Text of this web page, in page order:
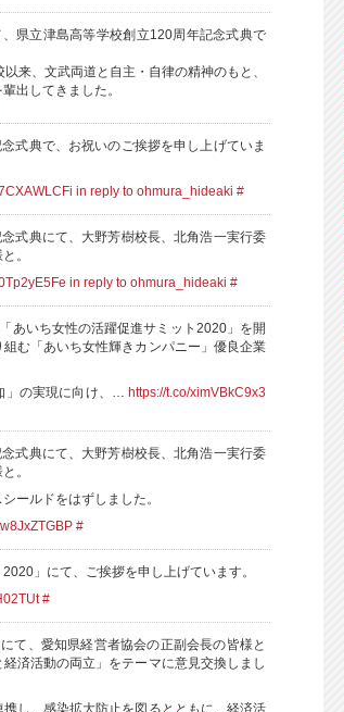
県立津島高等学校創立120周年記念式典で
来、文武両道と自主・自律の精神のもと、
出してきました。
式典で、お祝いのご挨拶を申し上げていま
in reply to ohmura_hideaki #
式典にて、大野芳樹校長、北角浩一実行委
。
in reply to ohmura_hideaki #
あいち女性の活躍促進サミット2020」を開
む「あいち女性輝きカンパニー」優良企業
」の実現に向け、… https://t.co/ximVBkC9x3
式典にて、大野芳樹校長、北角浩一実行委
。
ールドをはずしました。
#
」にて、ご挨拶を申し上げています。
#
て、愛知県経営者協会の正副会長の皆様と
経済活動の両立」をテーマに意見交換しまし
し、感染拡大防止を図るとともに、経済活